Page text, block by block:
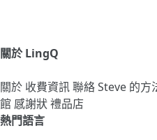
關於 LingQ
關於 收費資訊聯絡Steve 的方
館 感謝狀禮品店
熱門語言